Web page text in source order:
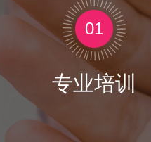
01
专业培训